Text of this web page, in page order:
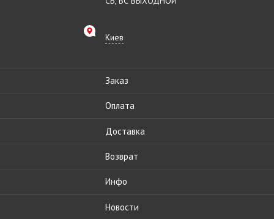
Киев
Заказ
Оплата
Доставка
Возврат
Инфо
Новости